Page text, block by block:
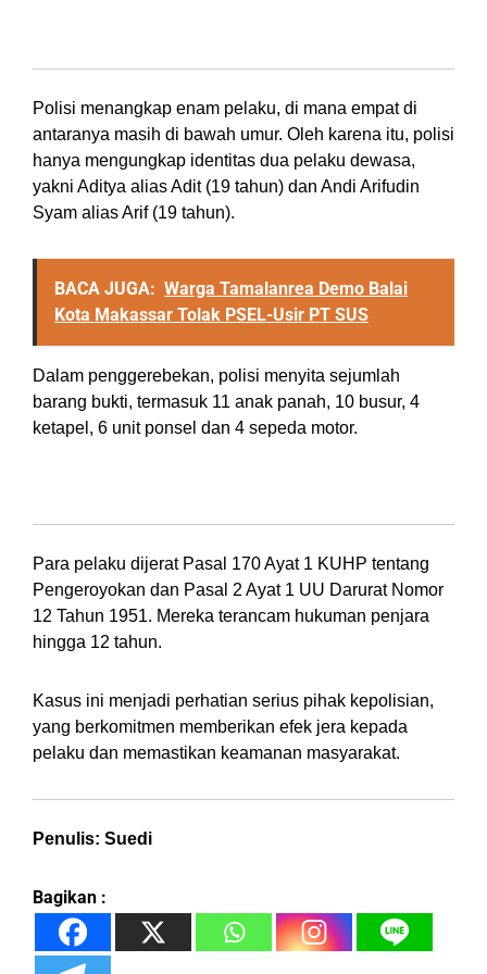
Polisi menangkap enam pelaku, di mana empat di
antaranya masih di bawah umur. Oleh karena itu, polisi
hanya mengungkap identitas dua pelaku dewasa,
yakni Aditya alias Adit (19 tahun) dan Andi Arifudin
Syam alias Arif (19 tahun).
BACA JUGA: Warga Tamalanrea Demo Balai
Kota Makassar Tolak PSEL-Usir PT SUS
Dalam penggerebekan, polisi menyita sejumlah
barang bukti, termasuk 11 anak panah, 10 busur, 4
ketapel, 6 unit ponsel dan 4 sepeda motor.
Para pelaku dijerat Pasal 170 Ayat 1 KUHP tentang
Pengeroyokan dan Pasal 2 Ayat 1 UU Darurat Nomor
12 Tahun 1951. Mereka terancam hukuman penjara
hingga 12 tahun.
Kasus ini menjadi perhatian serius pihak kepolisian,
yang berkomitmen memberikan efek jera kepada
pelaku dan memastikan keamanan masyarakat.
Penulis: Suedi
Bagikan :